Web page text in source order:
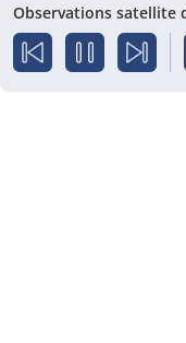
Observations satellite